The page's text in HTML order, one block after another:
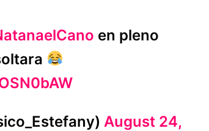
en pleno
August 24,